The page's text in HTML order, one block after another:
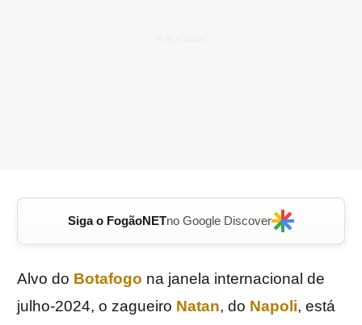
Siga o FogãoNETno Google Discover
Alvo do Botafogo na janela internacional de
julho-2024, o zagueiro Natan, do Napoli, está